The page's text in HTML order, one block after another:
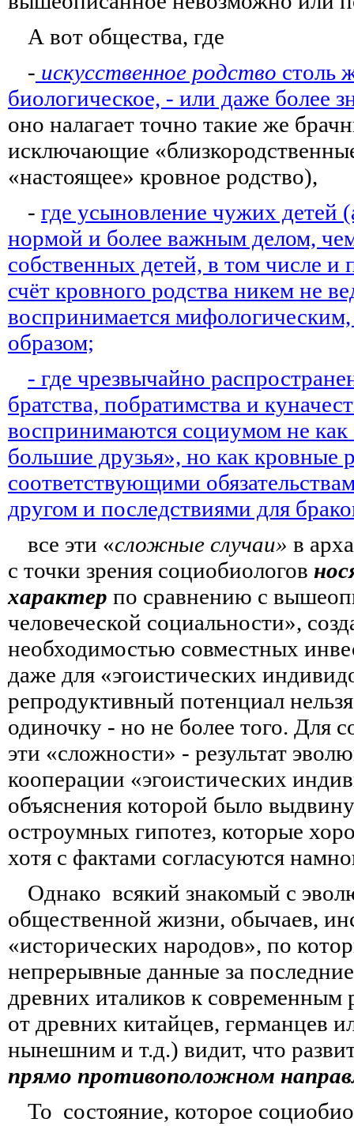
А вот общества, где
- искусственное родство столь
биологическое, - или даже более
оно налагает точно такие же
исключающие
«настоящее» кровное родство),
- где усыновление чужих детей
нормой и более важным делом,
собственных детей, в том числе и
счёт кровного родства никем не
воспринимается
образом;
- где чрезвычайно
братства, побратимства и
воспринимаются социумом не как
большие друзья», но как кровные
соответствующими
другом и последствиями для
все эти «сложные случаи» в
с точки зрения социобиологов
характер по сравнению с
человеческой социальности»,
необходимостью совместных
даже для «эгоистических
репродуктивный потенциал
одиночку - но не более того. Для
эти «сложности» - результат
кооперации «эгоистических
объяснения которой было
остроумных гипотез, которые
хотя с фактами согласуются
Однако всякий знакомый с
общественной жизни, обычаев,
«исторических народов», по
непрерывные данные за
древних италиков к современным
от древних китайцев, германцев
нынешним и т.д.) видит, что
прямо противоположном
То состояние, которое